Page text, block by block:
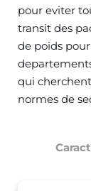
pour eviter
transit des
de poids
qui
normes de